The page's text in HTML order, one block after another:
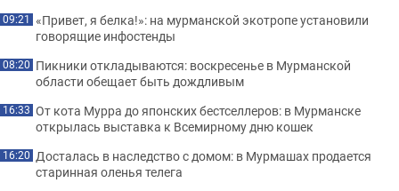
09:21 «Привет, я белка!»: на мурманской экотропе установили
говорящие инфостенды
08:20 Пикники откладываются: воскресенье в Мурманской
области обещает быть дождливым
16:33 От кота Мурра до японских бестселлеров: в Мурманске
открылась выставка к Всемирному дню кошек
16:20 Досталась в наследство с домом: в Мурмашах продается
старинная оленья телега